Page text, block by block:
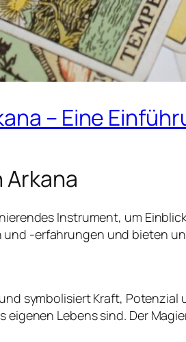
– Eine
Instrument, um
-erfahrungen und bieten
symbolisiert Kraft,
Lebens sind. Der